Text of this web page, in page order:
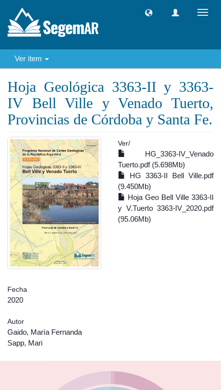
Ver ítem
Hoja Geológica 3363-II y 3363-
IV Bell Ville y Venado Tuerto,
Provincias de Córdoba y Santa Fe.
Ver/
HG_3363-IV_Venado
Tuerto.pdf (5.698Mb)
HG 3363-II Bell Ville.pdf
(9.450Mb)
Hoja Geo Bell Ville 3363-II
y V.Tuerto 3363-IV_2020.pdf
(95.06Mb)
Fecha
2020
Autor
Gaido, María Fernanda
Sapp, Mari